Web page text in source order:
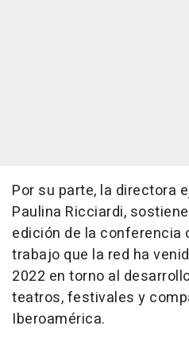
Por su parte, la directora
Paulina Ricciardi,
edición de la conferencia
trabajo que la red ha
2022 en torno al
teatros, festivales y
Iberoamérica.